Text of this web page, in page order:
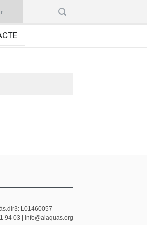
L01460057
94 03 | info@alaquas.org